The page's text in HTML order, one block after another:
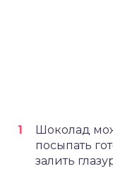
Шоколад
посыпать
залить